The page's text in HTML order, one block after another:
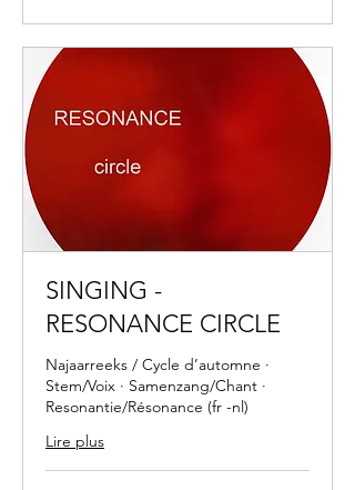
SINGING -
RESONANCE CIRCLE
Najaarreeks / Cycle d’automne ·
Stem/Voix · Samenzang/Chant ·
Resonantie/Résonance (fr -nl)
Lire plus